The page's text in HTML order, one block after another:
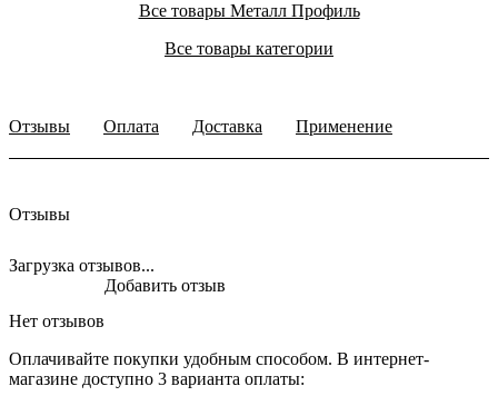
Все товары Металл Профиль
Все товары категории
Отзывы Оплата Доставка Применение
Отзывы
Загрузка отзывов...
Нет отзывов
Добавить отзыв
Оплачивайте покупки удобным способом. В интернет-
магазине доступно 3 варианта оплаты: